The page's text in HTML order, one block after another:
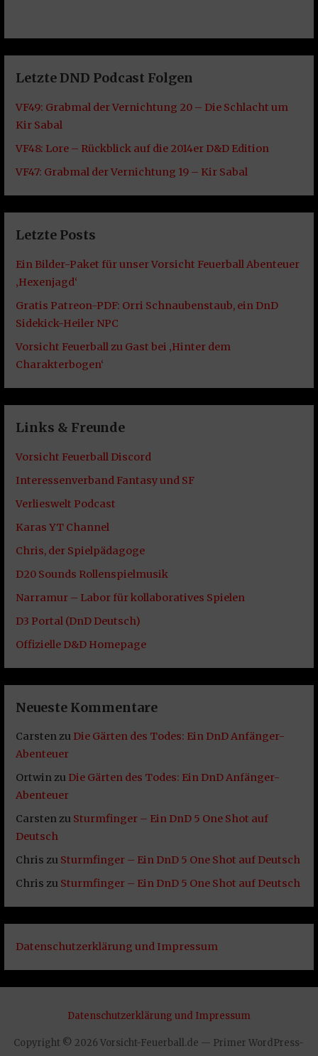
Letzte DND Podcast Folgen
VF49: Grabmal der Vernichtung 20 – Die Schlacht um
Kir Sabal
VF48: Lore – Rückblick auf die 2014er D&D Edition
VF47: Grabmal der Vernichtung 19 – Kir Sabal
Letzte Posts
Ein Bilder-Paket für unser Vorsicht Feuerball Abenteuer
‚Hexenjagd‘
Gratis Patreon-PDF: Orri Schnaubenstaub, ein DnD
Sidekick-Heiler NPC
Vorsicht Feuerball zu Gast bei ‚Hinter dem
Charakterbogen‘
Links & Freunde
Vorsicht Feuerball Discord
Interessenverband Fantasy und SF
Verlieswelt Podcast
Karas YT Channel
Chris, der Spielpädagoge
D20 Sounds Rollenspielmusik
Narramur – Labor für kollaboratives Spielen
D3 Portal (DnD Deutsch)
Offizielle D&D Homepage
Neueste Kommentare
Carstenzu Die Gärten des Todes: Ein DnD Anfänger-
Abenteuer
Ortwinzu Die Gärten des Todes: Ein DnD Anfänger-
Abenteuer
Carstenzu Sturmfinger – Ein DnD 5 One Shot auf
Deutsch
Chris zu Sturmfinger – Ein DnD 5 One Shot auf Deutsch
Chris zu Sturmfinger – Ein DnD 5 One Shot auf Deutsch
Datenschutzerklärung und Impressum
Datenschutzerklärung und Impressum
Copyright © 2026 Vorsicht-Feuerball.de — Primer WordPress-